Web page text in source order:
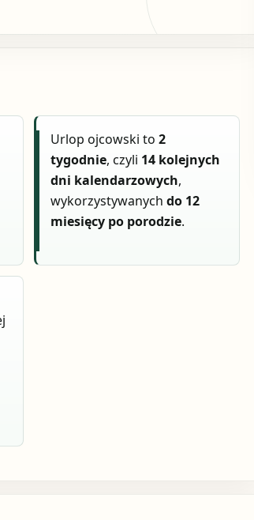
Urlop ojcowski to2
tygodnie, czyli 14 kolejnych
dni kalendarzowych,
wykorzystywanychdo 12
miesięcy po porodzie.